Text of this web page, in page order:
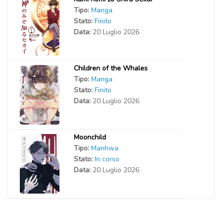
Tipo: Manga
Stato: Finito
Data: 20 Luglio 2026
Children of the Whales
Tipo: Manga
Stato: Finito
Data: 20 Luglio 2026
Moonchild
Tipo: Manhwa
Stato: In corso
Data: 20 Luglio 2026